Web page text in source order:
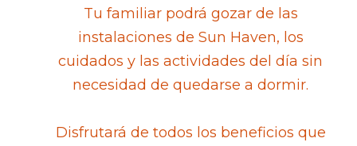
Tu familiar podrá gozar de las
instalaciones de Sun Haven, los
cuidados y las actividades del día sin
necesidad de quedarse a dormir.
Disfrutará de todos los beneficios que